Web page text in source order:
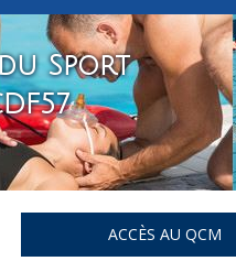
Sport
ACCÈS AU QCM